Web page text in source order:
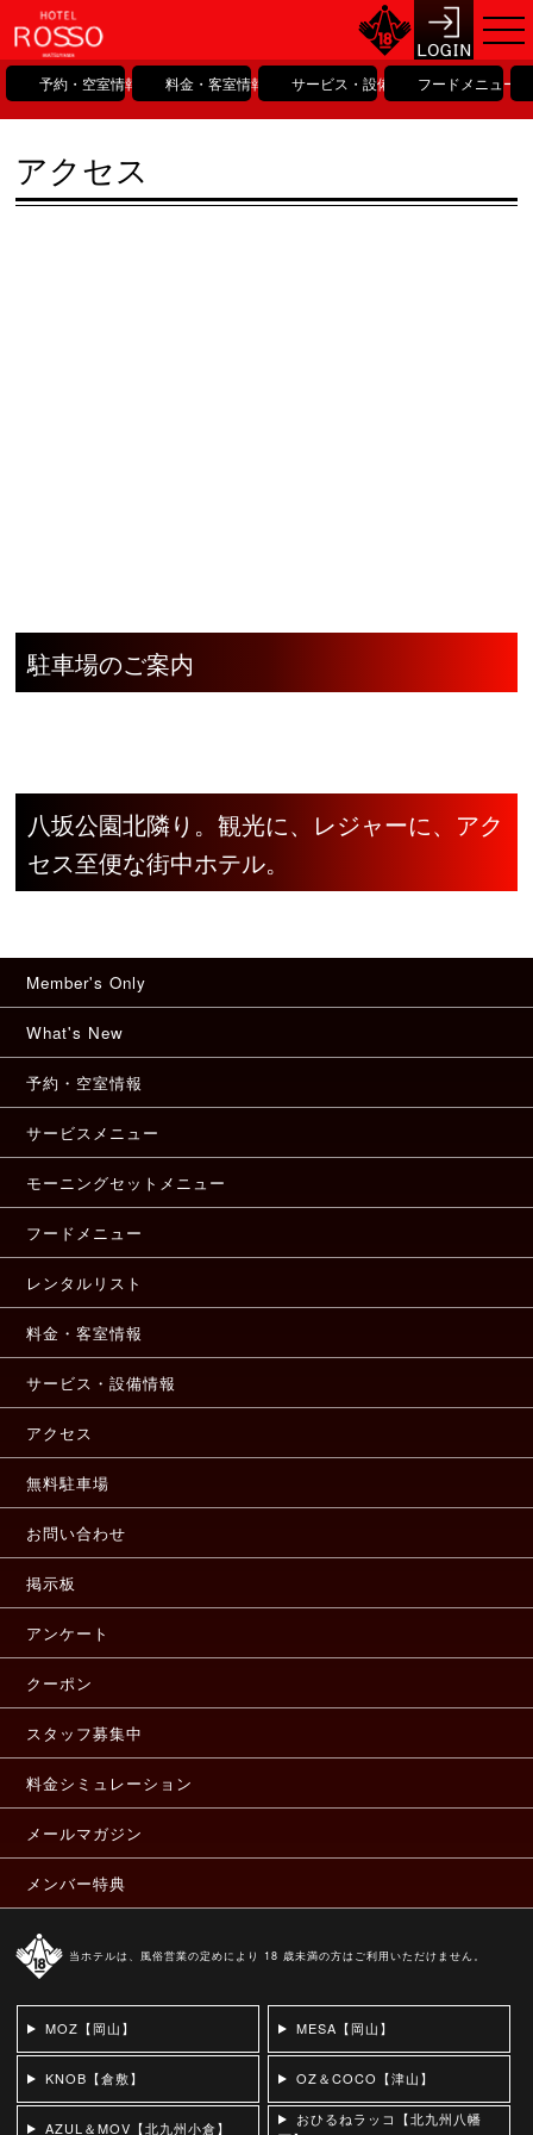
予約・空室情報 料金・客室情報 サービス・設備情報フードメニュー
アクセス
駐車場のご案内
八坂公園北隣り。観光に、レジャーに、アク
セス至便な街中ホテル。
Member's Only
What's New
予約・空室情報
サービスメニュー
モーニングセットメニュー
フードメニュー
レンタルリスト
料金・客室情報
サービス・設備情報
アクセス
無料駐車場
お問い合わせ
掲示板
アンケート
クーポン
スタッフ募集中
料金シミュレーション
メールマガジン
メンバー特典
当ホテルは、風俗営業の定めにより 18 歳未満の方はご利用いただけません。
MOZ【岡山】 MESA【岡山】
KNOB【倉敷】 OZ＆COCO【津山】
AZUL＆MOV【北九州小倉】
おひるねラッコ【北九州八幡